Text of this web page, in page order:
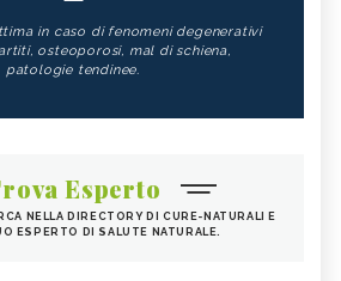
in caso di fenomeni degenerativi
osteoporosi, mal di schiena,
patologie tendinee.
Esperto
NELLA DIRECTORY DI CURE-NATURALI E
ESPERTO DI SALUTE NATURALE.